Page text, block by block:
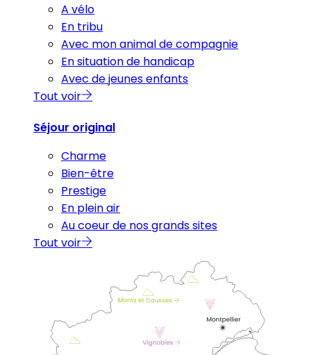
A vélo
En tribu
Avec mon animal de compagnie
En situation de handicap
Avec de jeunes enfants
Tout voir
Séjour original
Charme
Bien-être
Prestige
En plein air
Au coeur de nos grands sites
Tout voir